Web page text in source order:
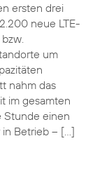
ersten drei
neue LTE-
um
nahm das
im gesamten
Stunde einen
in Betrieb – […]